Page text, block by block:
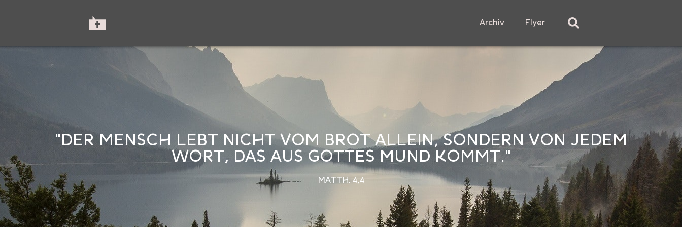
Archiv Flyer
"DER MENSCH LEBT NICHT VOM BROT ALLEIN, SONDERN VON JEDEM
WORT, DAS AUS GOTTES MUND KOMMT."
MATTH. 4,4